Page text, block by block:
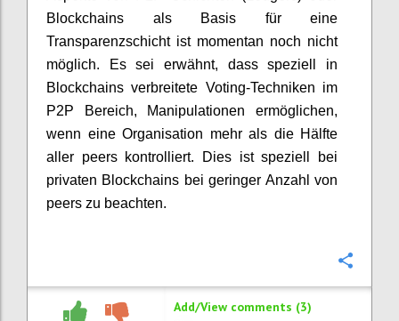
Blockchains als Basis für eine
Transparenzschicht ist momentan noch nicht
möglich. Es sei erwähnt, dass speziell in
Blockchains verbreitete Voting-Techniken im
P2P Bereich, Manipulationen ermöglichen,
wenn eine Organisation mehr als die Hälfte
aller peers kontrolliert. Dies ist speziell bei
privaten Blockchains bei geringer Anzahl von
peers zu beachten.
Add/View comments (3)